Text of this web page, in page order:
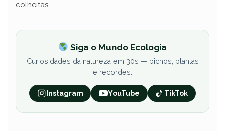
colheitas.
Siga o Mundo Ecologia
Curiosidades da natureza em 30s — bichos, plantas
e recordes.
Instagram YouTube TikTok